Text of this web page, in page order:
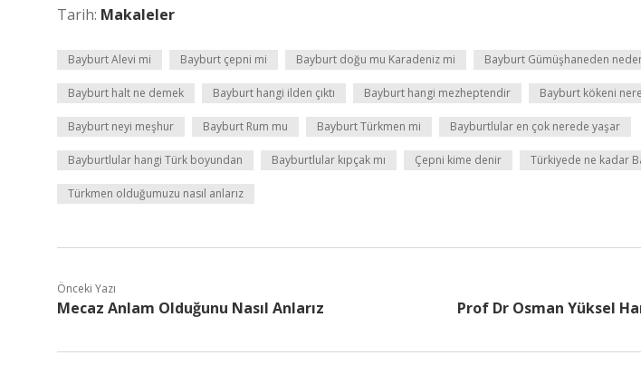
Tarih: Makaleler
Bayburt Alevi mi Bayburt çepni mi Bayburt doğu mu Karadeniz mi Bayburt Gümüşhaneden
Bayburt halt ne demek Bayburt hangi ilden çıktı Bayburt hangi mezheptendir Bayburt kökeni
Bayburt neyi meşhur Bayburt Rum mu Bayburt Türkmen mi Bayburtlular en çok nerede yaşar
Bayburtlular hangi Türk boyundan Bayburtlular kıpçak mı Çepni kime denir Türkiyede ne kadar
Türkmen olduğumuzu nasıl anlarız
Önceki Yazı
Mecaz Anlam Olduğunu Nasıl Anlarız Prof Dr Osman Yüksel